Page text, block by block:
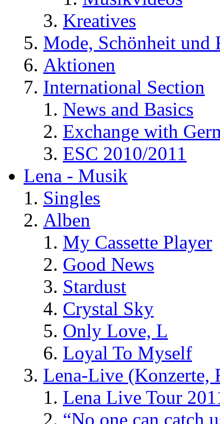
Kreatives
Mode, Schönheit und
Aktionen
International Section
News and Basics
Exchange with
ESC 2010/2011
Lena - Musik
Singles
Alben
My Cassette Player
Good News
Stardust
Crystal Sky
Only Love, L
Loyal To Myself
Lena-Live (Konzerte,
Lena Live Tour
“No one can catch